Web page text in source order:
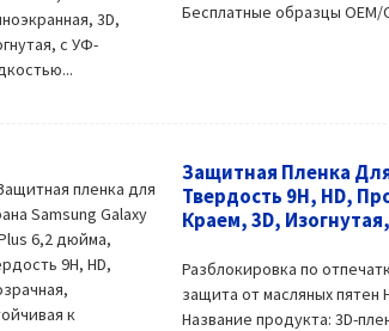
Бесплатные образцы OEM/
Защитная Пленка
Твердость 9H, HD,
Краем, 3D,
Разблокировка по
защита от масляных пятен
Название продукта: 3D-